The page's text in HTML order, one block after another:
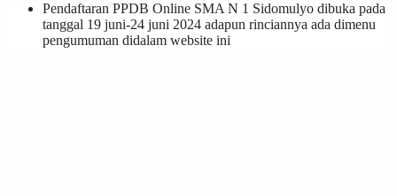
Pendaftaran PPDB Online SMA N 1 Sidomulyo dibuka pada
tanggal 19 juni-24 juni 2024 adapun rinciannya ada dimenu
pengumuman didalam website ini